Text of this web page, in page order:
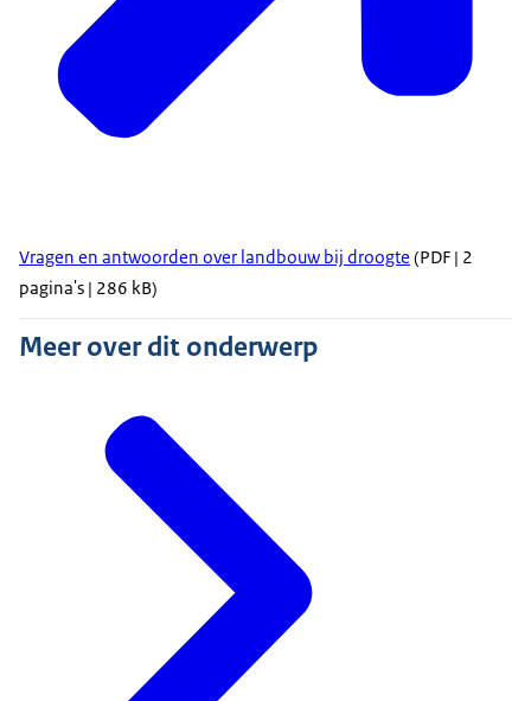
Vragen en antwoorden over landbouw bij droogte (PDF | 2
pagina's | 286 kB)
Meer over dit onderwerp